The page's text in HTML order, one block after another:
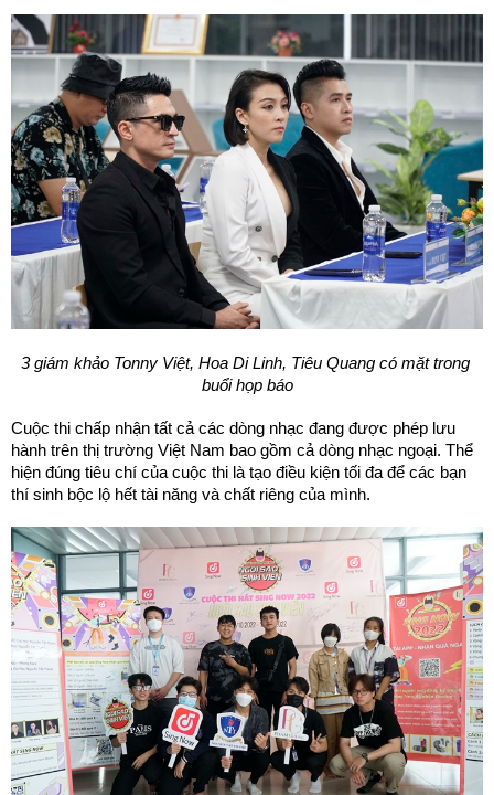
3 giám khảo Tonny Việt, Hoa Di Linh, Tiêu Quang có mặt trong
buổi họp báo
Cuộc thi chấp nhận tất cả các dòng nhạc đang được phép lưu
hành trên thị trường Việt Nam bao gồm cả dòng nhạc ngoại. Thể
hiện đúng tiêu chí của cuộc thi là tạo điều kiện tối đa để các bạn
thí sinh bộc lộ hết tài năng và chất riêng của mình.